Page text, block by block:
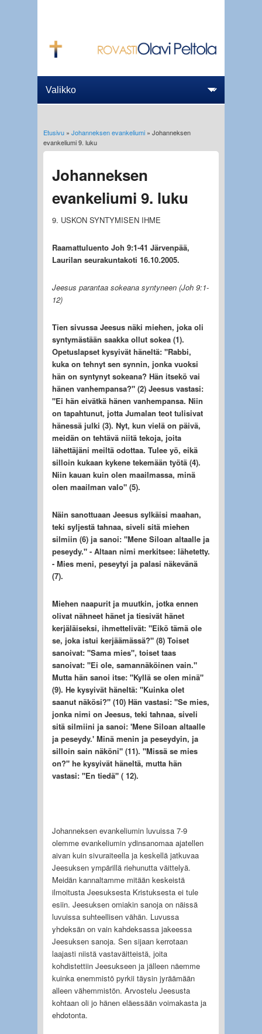
Olet täällä
Etusivu» Johanneksen evankeliumi» Johanneksen
evankeliumi 9. luku
Johanneksen
evankeliumi 9. luku
9. USKON SYNTYMISEN IHME
Raamattuluento Joh 9:1-41 Järvenpää,
Laurilan seurakuntakoti 16.10.2005.
Jeesus parantaa sokeana syntyneen (Joh 9:1-
12)
Tien sivussa Jeesus näki miehen, joka oli
syntymästään saakka ollut sokea (1).
Opetuslapset kysyivät häneltä: "Rabbi,
kuka on tehnyt sen synnin, jonka vuoksi
hän on syntynyt sokeana? Hän itsekö vai
hänen vanhempansa?" (2) Jeesus vastasi:
"Ei hän eivätkä hänen vanhempansa. Niin
on tapahtunut, jotta Jumalan teot tulisivat
hänessä julki (3). Nyt, kun vielä on päivä,
meidän on tehtävä niitä tekoja, joita
lähettäjäni meiltä odottaa. Tulee yö, eikä
silloin kukaan kykene tekemään työtä (4).
Niin kauan kuin olen maailmassa, minä
olen maailman valo" (5).
Näin sanottuaan Jeesus sylkäisi maahan,
teki syljestä tahnaa, siveli sitä miehen
silmiin (6) ja sanoi: "Mene Siloan altaalle ja
peseydy." - Altaan nimi merkitsee: lähetetty.
- Mies meni, peseytyi ja palasi näkevänä
(7).
Miehen naapurit ja muutkin, jotka ennen
olivat nähneet hänet ja tiesivät hänet
kerjäläiseksi, ihmettelivät: "Eikö tämä ole
se, joka istui kerjäämässä?" (8) Toiset
sanoivat: "Sama mies", toiset taas
sanoivat: "Ei ole, samannäköinen vain."
Mutta hän sanoi itse: "Kyllä se olen minä"
(9). He kysyivät häneltä: "Kuinka olet
saanut näkösi?" (10) Hän vastasi: "Se mies,
jonka nimi on Jeesus, teki tahnaa, siveli
sitä silmiini ja sanoi: 'Mene Siloan altaalle
ja peseydy.' Minä menin ja peseydyin, ja
silloin sain näköni" (11). "Missä se mies
on?" he kysyivät häneltä, mutta hän
vastasi: "En tiedä" ( 12).
Johanneksen evankeliumin luvuissa 7-9
olemme evankeliumin ydinsanomaa ajatellen
aivan kuin sivuraiteella ja keskellä jatkuvaa
Jeesuksen ympärillä riehunutta väittelyä.
Meidän kannaltamme mitään keskeistä
ilmoitusta Jeesuksesta Kristuksesta ei tule
esiin. Jeesuksen omiakin sanoja on näissä
luvuissa suhteellisen vähän. Luvussa
yhdeksän on vain kahdeksassa jakeessa
Jeesuksen sanoja. Sen sijaan kerrotaan
laajasti niistä vastaväitteistä, joita
kohdistettiin Jeesukseen ja jälleen näemme
kuinka enemmistö pyrkii täysin jyräämään
alleen vähemmistön. Arvostelu Jeesusta
kohtaan oli jo hänen eläessään voimakasta ja
ehdotonta.